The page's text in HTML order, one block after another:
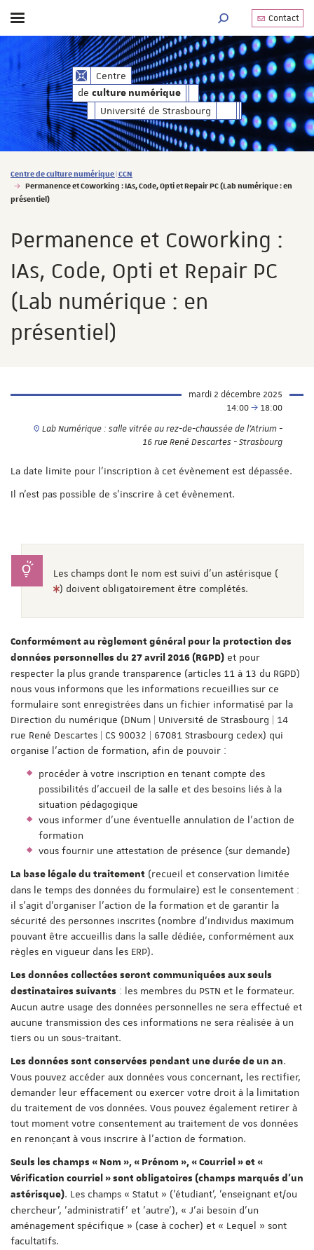
Centredeculture numérique
de culture numérique
Université de Strasbourg
Afficher / masquer le menu MOTEUR DE
Contact
Vous êtes ici :
Centre de culture numérique | CCN
Permanence et Coworking : IAs, Code, Opti et Repair PC (Lab numérique : en
présentiel)
Permanence et Coworking :
IAs, Code, Opti et Repair PC
(Lab numérique : en
présentiel)
mardi 2 décembre 2025
14:00
18:00
Lab Numérique : salle vitrée au rez-de-chaussée de l'Atrium -
16 rue René Descartes - Strasbourg
La date limite pour l'inscription à cet évènement est dépassée.
Il n'est pas possible de s'inscrire à cet évènement.
Les champs dont le nom est suivi d'un astérisque (
) doivent obligatoirement être complétés.
Conformément au règlement général pour la protection des
données personnelles du 27 avril 2016 (RGPD) et pour
respecter la plus grande transparence (articles 11 à 13 du RGPD)
nous vous informons que les informations recueillies sur ce
formulaire sont enregistrées dans un fichier informatisé par la
Direction du numérique (DNum | Université de Strasbourg | 14
rue René Descartes | CS 90032 | 67081 Strasbourg cedex) qui
organise l'action de formation, afin de pouvoir :
procéder à votre inscription en tenant compte des
possibilités d'accueil de la salle et des besoins liés à la
situation pédagogique
vous informer d'une éventuelle annulation de l'action de
formation
vous fournir une attestation de présence (sur demande)
La base légale du traitement (recueil et conservation limitée
dans le temps des données du formulaire) est le consentement :
il s'agit d'organiser l'action de la formation et de garantir la
sécurité des personnes inscrites (nombre d'individus maximum
pouvant être accueillis dans la salle dédiée, conformément aux
règles en vigueur dans les ERP).
Les données collectées seront communiquées aux seuls
destinataires suivants : les membres du PSTN et le formateur.
Aucun autre usage des données personnelles ne sera effectué et
aucune transmission des ces informations ne sera réalisée à un
tiers ou un sous-traitant.
Les données sont conservées pendant une durée de un an.
Vous pouvez accéder aux données vous concernant, les rectifier,
demander leur effacement ou exercer votre droit à la limitation
du traitement de vos données. Vous pouvez également retirer à
tout moment votre consentement au traitement de vos données
en renonçant à vous inscrire à l'action de formation.
Seuls les champs « Nom », « Prénom », « Courriel » et «
Vérification courriel » sont obligatoires (champs marqués d'un
astérisque). Les champs « Statut » ('étudiant', 'enseignant et/ou
chercheur', 'administratif' et 'autre'), « J'ai besoin d'un
aménagement spécifique » (case à cocher) et « Lequel » sont
facultatifs.